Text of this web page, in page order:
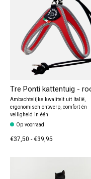
Tre Ponti kattentuig -
Ambachtelijke kwaliteit uit Italië,
ergonomisch ontwerp, comfort én
veiligheid in één
Op voorraad
€37,50 - €39,95